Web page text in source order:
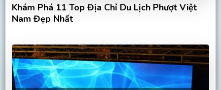
Khám Phá 11 Top Địa Chỉ Du Lịch Phượt Việt
Nam Đẹp Nhất